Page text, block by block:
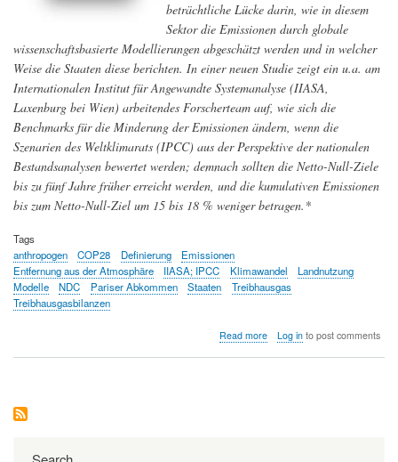
beträchtliche Lücke darin, wie in diesem
Sektor die Emissionen durch globale
wissenschaftsbasierte Modellierungen abgeschätzt werden und in welcher
Weise die Staaten diese berichten. In einer neuen Studie zeigt ein u.a. am
Internationalen Institut für Angewandte Systemanalyse (IIASA,
Laxenburg bei Wien) arbeitendes Forscherteam auf, wie sich die
Benchmarks für die Minderung der Emissionen ändern, wenn die
Szenarien des Weltklimarats (IPCC) aus der Perspektive der nationalen
Bestandsanalysen bewertet werden; demnach sollten die Netto-Null-Ziele
bis zu fünf Jahre früher erreicht werden, und die kumulativen Emissionen
bis zum Netto-Null-Ziel um 15 bis 18 % weniger betragen.*
Tags
anthropogen
COP28 Definierung
Emissionen
Entfernung aus der Atmosphäre
IIASA; IPCC Klimawandel
Landnutzung
Modelle
NDC Pariser Abkommen Staaten
Treibhausgas
Treibhausgasbilanzen
Read moreabout
Log into post comments